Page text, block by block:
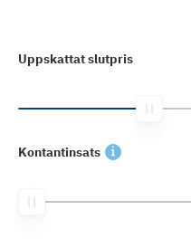
Uppskattat slutpris
Kontantinsats